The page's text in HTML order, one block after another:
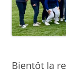
Bientôt la